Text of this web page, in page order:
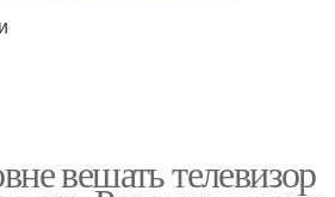
вешать телевизор